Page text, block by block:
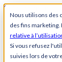
Nous utilisons des
des fins marketing.
relative à
Si vous refusez
suivies lors de
Skip to content
Back to Homepage
Open menu